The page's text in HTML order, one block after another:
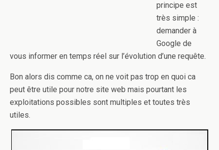
principe est
très simple :
demander à
Google de
vous informer en temps réel sur l’évolution d’une requête.
Bon alors dis comme ca, on ne voit pas trop en quoi ca
peut être utile pour notre site web mais pourtant les
exploitations possibles sont multiples et toutes très
utiles.